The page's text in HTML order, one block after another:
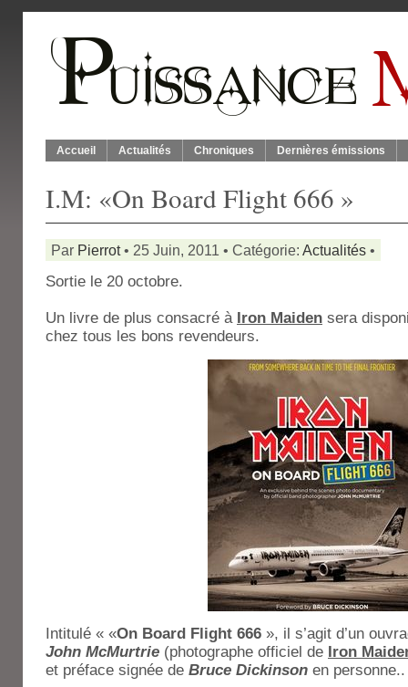
Accueil Actualités Chroniques Dernières émissions
I.M: «On Board Flight 666 »
Par Pierrot• 25 Juin, 2011 • Catégorie: Actualités •
Sortie le 20 octobre.
Un livre de plus consacré à Iron Maiden sera
chez tous les bons revendeurs.
Intitulé « «On Board Flight 666 », il s’agit d’un
John McMurtrie (photographe officiel de Iron
et préface signée de Bruce Dickinson en personne..